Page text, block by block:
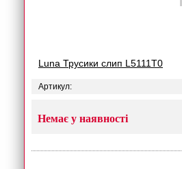
Luna Трусики слип L5111T0
Артикул:
Немає у наявності